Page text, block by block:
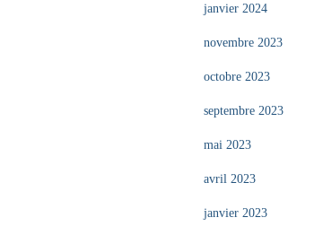
janvier 2024
novembre 2023
octobre 2023
septembre 2023
mai 2023
avril 2023
janvier 2023